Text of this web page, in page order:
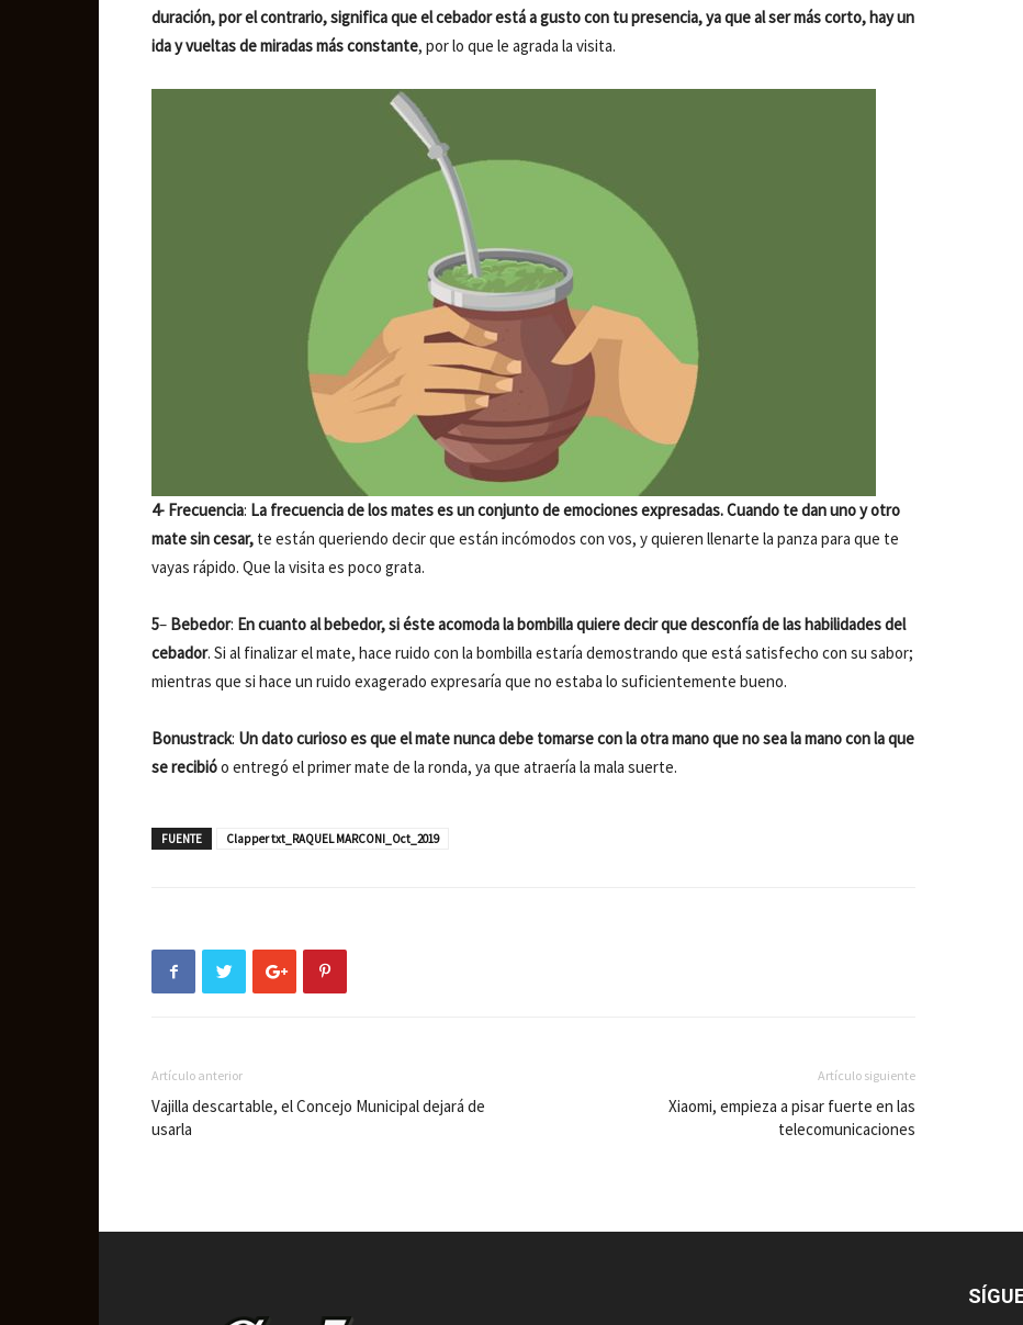
duración, por el contrario, significa que el cebador está a gusto con tu presencia, ya que al ser más corto, hay un
ida y vueltas de miradas más constante, por lo que le agrada la visita.
4- Frecuencia: La frecuencia de los mates es un conjunto de emociones expresadas. Cuando te dan uno y otro
mate sin cesar, te están queriendo decir que están incómodos con vos, y quieren llenarte la panza para que te
vayas rápido. Que la visita es poco grata.
5– Bebedor: En cuanto al bebedor, si éste acomoda la bombilla quiere decir que desconfía de las habilidades del
cebador. Si al finalizar el mate, hace ruido con la bombilla estaría demostrando que está satisfecho con su sabor;
mientras que si hace un ruido exagerado expresaría que no estaba lo suficientemente bueno.
Bonustrack: Un dato curioso es que el mate nunca debe tomarse con la otra mano que no sea la mano con la que
se recibióo entregó el primer mate de la ronda, ya que atraería la mala suerte.
FUENTE Clapper txt_RAQUEL MARCONI_Oct_2019
Artículo anterior
Vajilla descartable, el Concejo Municipal dejará de
usarla
Artículo siguiente
Xiaomi, empieza a pisar fuerte en las
telecomunicaciones